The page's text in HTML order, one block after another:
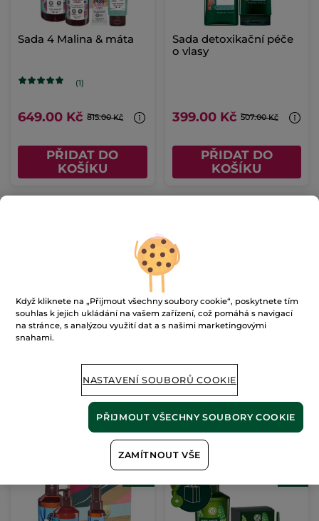
Sada 4 Malina & máta
(1)
649.00 Kč 815.00 Kč
PŘIDAT DO
KOŠÍKU
Sada detoxikační péče
o vlasy
399.00 Kč 507.00 Kč
PŘIDAT DO
KOŠÍKU
Sada zjemňující péče o
vlasy
447.00 Kč
PŘIDAT DO
Sada 4 Kokos
649.00 Kč
PŘIDAT DO
Když kliknete na „Přijmout všechny soubory cookie“, poskytnete tím
souhlas k jejich ukládání na vašem zařízení, což pomáhá s navigací
na stránce, s analýzou využití dat a s našimi marketingovými
snahami.
NASTAVENÍ SOUBORŮ COOKIE
ZAMÍTNOUT VŠE
PŘIJMOUT VŠECHNY SOUBORY COOKIE